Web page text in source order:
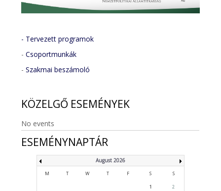
- Tervezett programok
-Csoportmunkák
-Szakmai beszámoló
KÖZELGŐ ESEMÉNYEK
No events
ESEMÉNYNAPTÁR
August 2026
M T W T F S S
1 2